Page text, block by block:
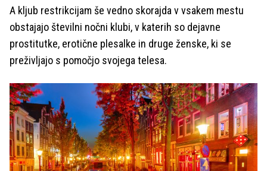
A kljub restrikcijam še vedno skorajda v vsakem mestu
obstajajo številni nočni klubi, v katerih so dejavne
prostitutke, erotične plesalke in druge ženske, ki se
preživljajo s pomočjo svojega telesa.